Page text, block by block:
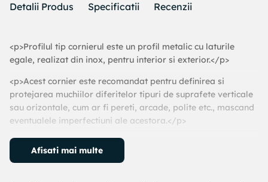
Detalii Produs Specificatii Recenzii
<p>Profilul tip cornierul este un profil metalic cu laturile
egale, realizat din inox, pentru interior si exterior.</p>
<p>Acest cornier este recomandat pentru definirea si
protejarea muchiilor diferitelor tipuri de suprafete verticale
sau orizontale, cum ar fi pereti, arcade, polite etc., mascand
eventualele imperfectiuni ale acestora.</p>
<p>Acest produs are un finisaj de auriu oglinda, are o
grosime de 0.6 mm, laturi egale de 15x15 mm si o lungime
Afisati mai multe